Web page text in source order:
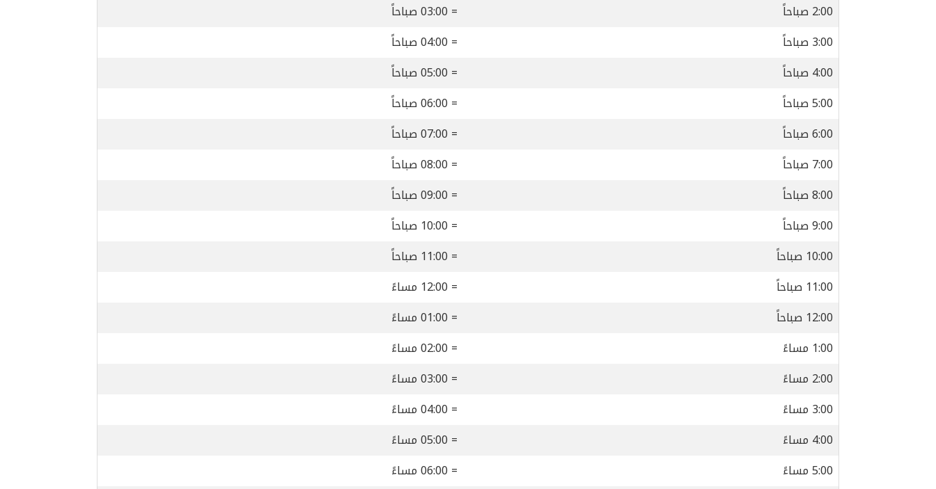
2:00 صباحاً
= 03:00 صباحاً
3:00 صباحاً
= 04:00 صباحاً
4:00 صباحاً
= 05:00 صباحاً
5:00 صباحاً
= 06:00 صباحاً
6:00 صباحاً
= 07:00 صباحاً
7:00 صباحاً
= 08:00 صباحاً
8:00 صباحاً
= 09:00 صباحاً
9:00 صباحاً
= 10:00 صباحاً
10:00 صباحاً
= 11:00 صباحاً
11:00 صباحاً
= 12:00 مساءً
12:00 صباحاً
= 01:00 مساءً
1:00 مساءً
= 02:00 مساءً
2:00 مساءً
= 03:00 مساءً
3:00 مساءً
= 04:00 مساءً
4:00 مساءً
= 05:00 مساءً
5:00 مساءً
= 06:00 مساءً